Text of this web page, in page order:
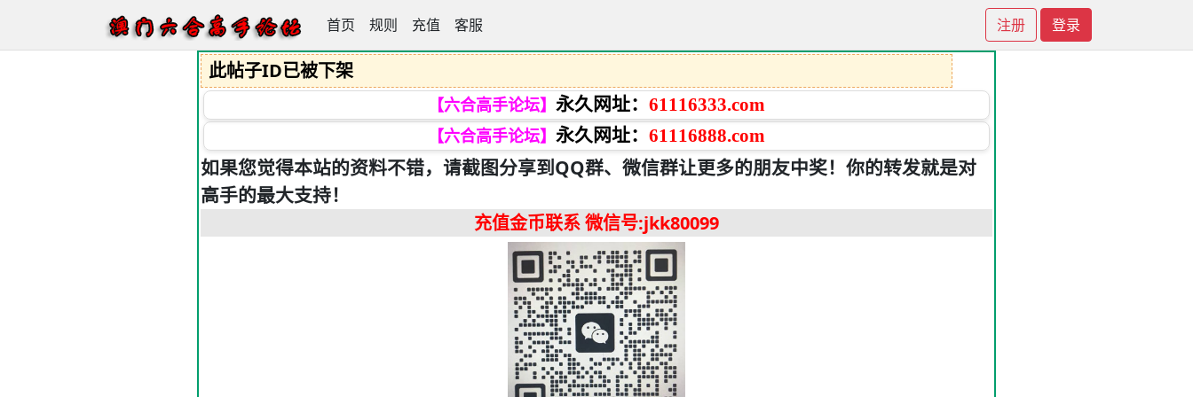
首页 规则 充值 客服 注册 登录
澳门六合高手论坛
此帖子ID已被下架
【六合高手论坛】 永久网址： 61116333.com
【六合高手论坛】 永久网址： 61116888.com
如果您觉得本站的资料不错，请截图分享到QQ群、微信群让更多的朋友中奖！你的转发就是对
高手的最大支持！
充值金币联系微信号:jkk80099